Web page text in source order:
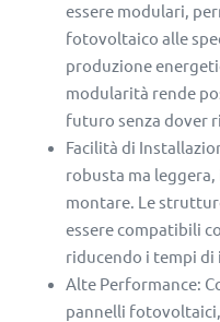
essere modulari,
fotovoltaico alle
produzione
modularità rende
futuro senza dover
Facilità di
robusta ma
montare. Le
essere compatibili
riducendo i tempi di
Alte Performance:
pannelli